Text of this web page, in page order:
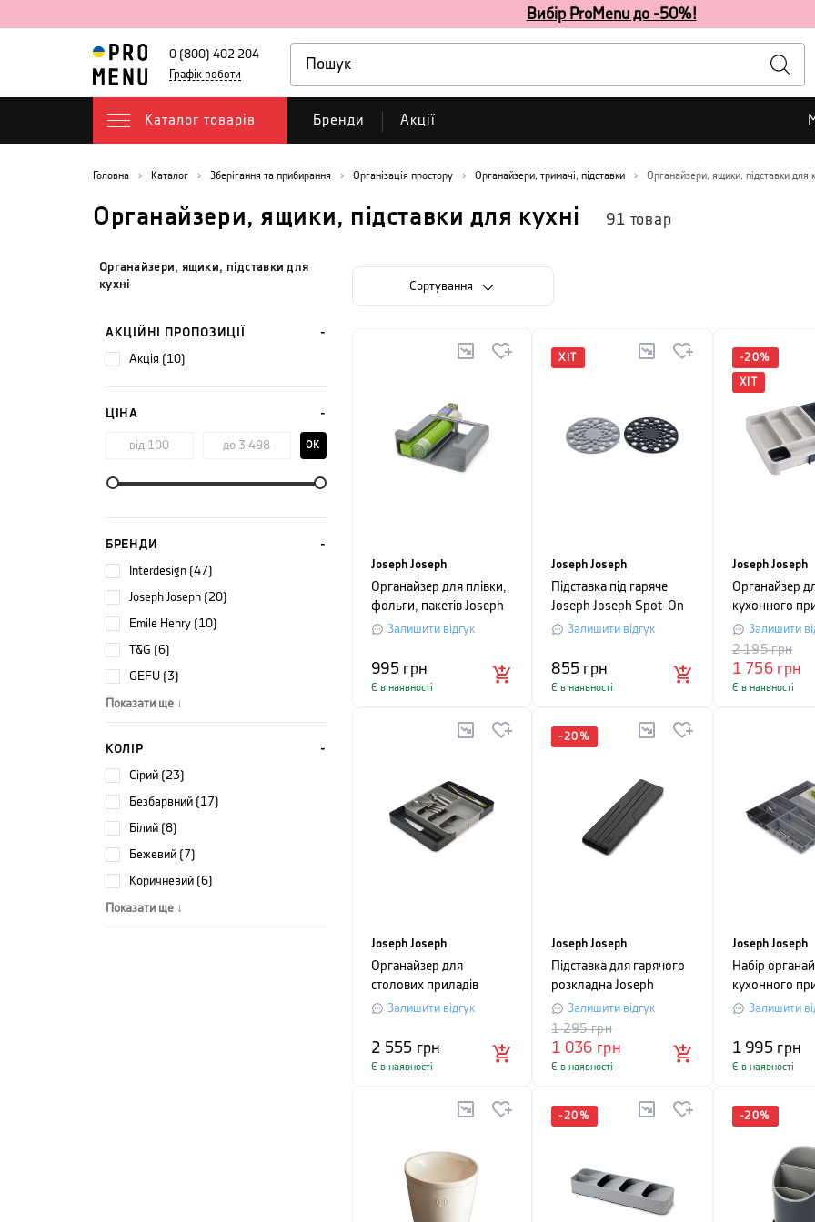
Вибір ProMenu до -50%!
0 (800) 402 204
Графік роботи
Каталог товарів Бренди Акції
Головна Каталог Зберігання та прибирання Організація простору Органайзери, тримачі, підставки Органайзери, ящики, підставки для
Органайзери, ящики, підставки для кухні 91 товар
Органайзери, ящики, підставки для
кухні
АКЦІЙНІ ПРОПОЗИЦІЇ
акція (10)
ЦІНА
OK
БРЕНДИ
Interdesign (47)
Joseph Joseph (20)
Emile Henry (10)
T&G (6)
GEFU (3)
Показати ще ↓
КОЛІР
сірий (23)
безбарвний (17)
білий (8)
бежевий (7)
коричневий (6)
Показати ще ↓
Сортування
Joseph Joseph
Органайзер для плівки,
фольги, пакетів Joseph
Joseph
сірий
Залишити відгук
995грн
Є в наявності
ХІТ
Joseph Joseph
Підставка під гаряче
Joseph Joseph Spot-On
™ GADGETS, 2 шт, сірий
Залишити відгук
855 грн
Є в наявності
-20%
ХІТ
Joseph Joseph
Органайзер
кухонного
розсувний
Joseph
48х38х5,5 см,
Залишити
1 756 грн
2 195грн
Є в наявності
Joseph Joseph
Органайзер для
столових приладів
розсувний Joseph
5,5 х 31,3 х 39,5 см,
сірий
Залишити відгук
2 555 грн
Є в наявності
-20 %
Joseph Joseph
Підставка для гарячого
розкладна Joseph
Joseph STRETCH,
55x14x1,5 см, чорний
Залишити відгук
1 036 грн
1 295грн
Є в наявності
Joseph Joseph
Набір
кухонного
Joseph Joseph
Залишити
1 995 грн
Є в наявності
-20 % -20%